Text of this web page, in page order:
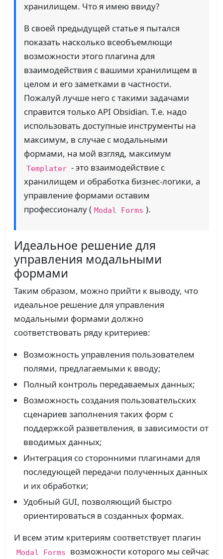
хранилищем. Что я имею ввиду?
В своей предыдущей статье я пытался
показать насколько всеобъемлющи
возможности этого плагина для
взаимодействия с вашими хранилищем в
целом и его заметками в частности.
Пожалуй лучше него с такими задачами
справится только API Obsidian. Т.е. надо
использовать доступные инструменты на
максимум, в случае с модальными
формами, на мой взгляд, максимум
Templater - это взаимодействие с
хранилищем и обработка бизнес-логики, а
управление формами оставим
профессионалу ( Modal Forms ).
Идеальное решение для
управления модальными
формами
Таким образом, можно прийти к выводу, что
идеальное решение для управления
модальными формами должно
соответствовать ряду критериев:
Возможность управления пользователем
полями, предлагаемыми к вводу;
Полный контроль передаваемых данных;
Возможность создания пользовательских
сценариев заполнения таких форм с
поддержкой разветвления, в зависимости от
вводимых данных;
Интеграция со сторонними плагинами для
последующей передачи полученных данных
и их обработки;
Удобный GUI, позволяющий быстро
ориентироваться в созданных формах.
И всем этим критериям соответствует плагин
Modal Forms
возможности которого мы сейчас